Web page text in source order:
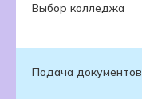
Выбор колледжа
Подача документов